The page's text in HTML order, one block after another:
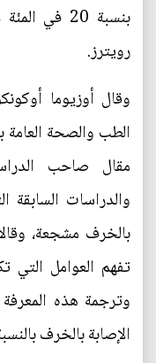
رويترز.
وقال أوزيوما
الطب والصحة
مقال صاحب
والدراسات السابقة
بالخرف مشجعة،
تفهم العوامل
وترجمة هذه
الإصابة بالخرف